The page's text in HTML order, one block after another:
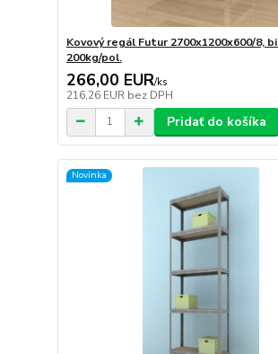
Kovový regál Futur 2700x1200x600/8,
200kg/pol.
266,00 EUR/ks
216,26 EUR bez DPH
Pridať do košíka
Novinka